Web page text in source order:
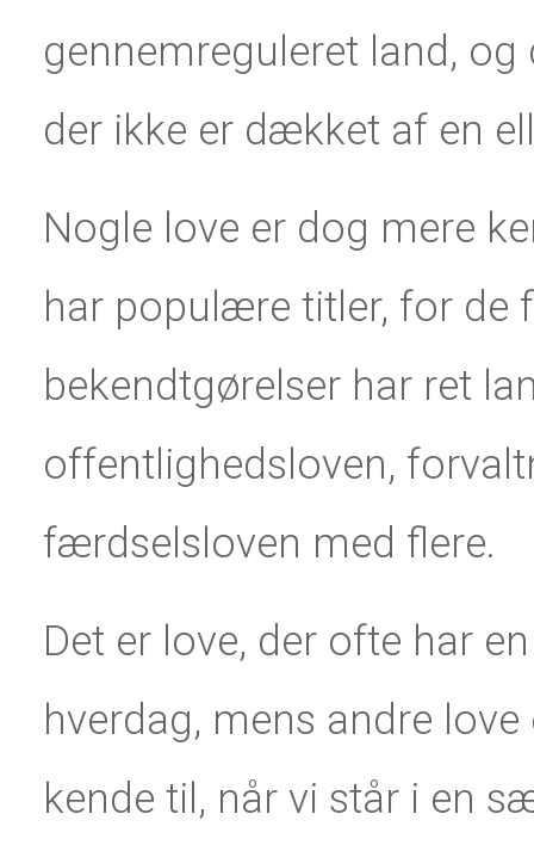
gennemreguleret land,
der ikke er dækket af en
Nogle love er dog mere
har populære titler, for de
bekendtgørelser har ret
offentlighedsloven,
færdselsloven med flere.
Det er love, der ofte har
hverdag, mens andre
kende til, når vi står i en